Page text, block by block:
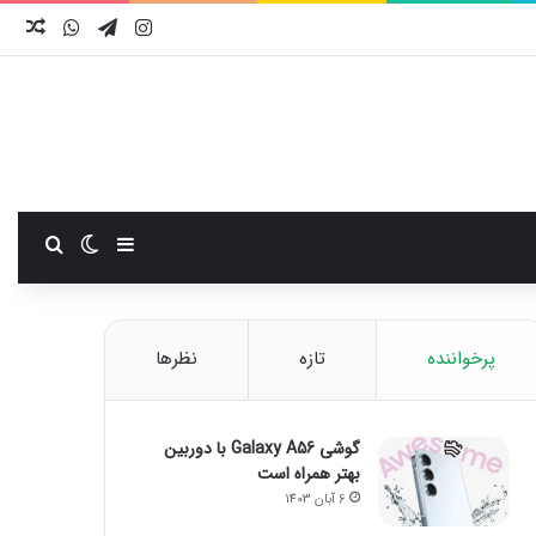
اینستاگرام
تلگرام واتس
سایدبارتغییر
پرخواننده تازه نظرها
گوشی Galaxy A56 با دوربین
بهتر همراه است
6 آبان 1403